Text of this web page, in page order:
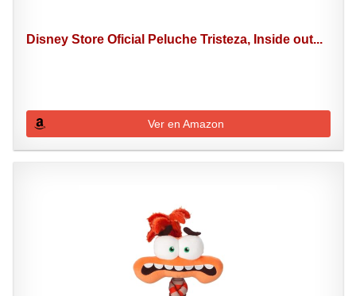
Disney Store Oficial Peluche Tristeza, Inside out...
Ver en Amazon